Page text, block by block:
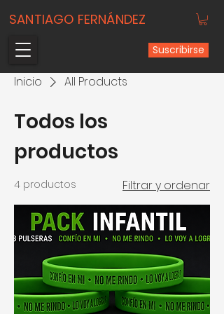
SANTIAGO FERNÁNDEZ
Suscribirse
Inicio All Products
Todos los
productos
4 productos Filtrar y ordenar